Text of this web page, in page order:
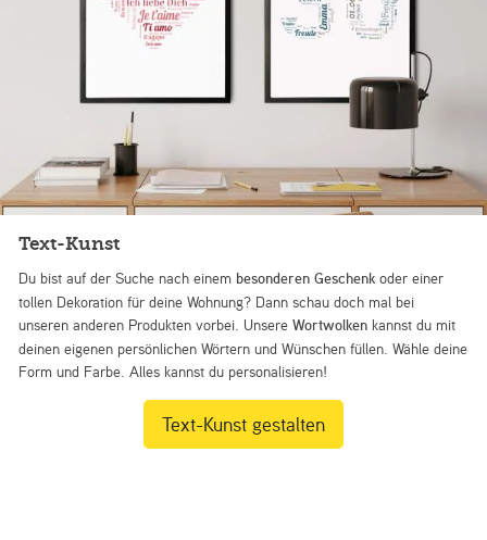
Text-Kunst
Du bist auf der Suche nach einem besonderen Geschenk oder einer
tollen Dekoration für deine Wohnung? Dann schau doch mal bei
unseren anderen Produkten vorbei. UnsereWortwolken kannst du mit
deinen eigenen persönlichen Wörtern und Wünschen füllen. Wähle deine
Form und Farbe. Alles kannst du personalisieren!
Text-Kunst gestalten